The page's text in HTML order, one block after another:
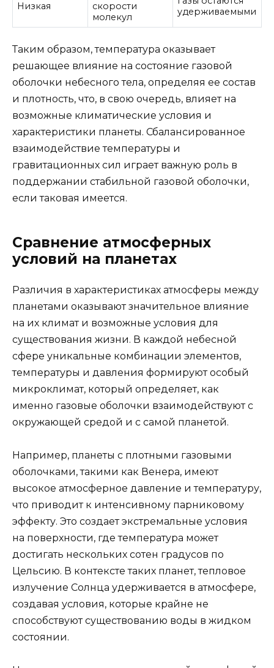
Низкая
скорости
молекул
удерживаемыми
Таким образом, температура оказывает
решающее влияние на состояние газовой
оболочки небесного тела, определяя ее состав
и плотность, что, в свою очередь, влияет на
возможные климатические условия и
характеристики планеты. Сбалансированное
взаимодействие температуры и
гравитационных сил играет важную роль в
поддержании стабильной газовой оболочки,
если таковая имеется.
Сравнение атмосферных
условий на планетах
Различия в характеристиках атмосферы между
планетами оказывают значительное влияние
на их климат и возможные условия для
существования жизни. В каждой небесной
сфере уникальные комбинации элементов,
температуры и давления формируют особый
микроклимат, который определяет, как
именно газовые оболочки взаимодействуют с
окружающей средой и с самой планетой.
Например, планеты с плотными газовыми
оболочками, такими как Венера, имеют
высокое атмосферное давление и температуру,
что приводит к интенсивному парниковому
эффекту. Это создает экстремальные условия
на поверхности, где температура может
достигать нескольких сотен градусов по
Цельсию. В контексте таких планет, тепловое
излучение Солнца удерживается в атмосфере,
создавая условия, которые крайне не
способствуют существованию воды в жидком
состоянии.